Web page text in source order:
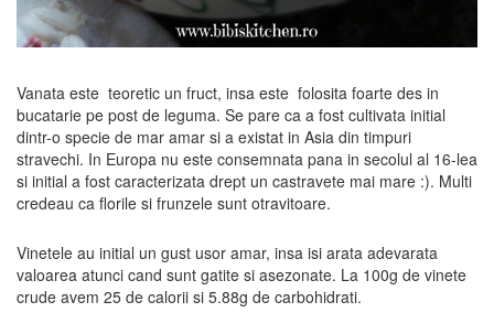
Vanata este teoretic un fruct, insa este folosita foarte des in
bucatarie pe post de leguma. Se pare ca a fost cultivata initial
dintr-o specie de mar amar si a existat in Asia din timpuri
stravechi. In Europa nu este consemnata pana in secolul al 16-lea
si initial a fost caracterizata drept un castravete mai mare :). Multi
credeau ca florile si frunzele sunt otravitoare.
Vinetele au initial un gust usor amar, insa isi arata adevarata
valoarea atunci cand sunt gatite si asezonate. La 100g de vinete
crude avem 25 de calorii si 5.88g de carbohidrati.